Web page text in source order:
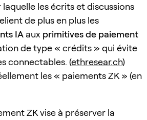
les écrits et discussions
de plus en plus les
IA aux primitives de paiement
de type « crédits » qui évite
connectables. (ethresear.ch)
les « paiements ZK » (en
ZK vise à préserver la